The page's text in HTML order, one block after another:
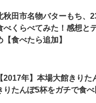
秋田市名物バターもち、
べくらべてみた！感想と
【食べたら追加】
【2017年】本場大館きりた
りたんぽ5杯をガチで食